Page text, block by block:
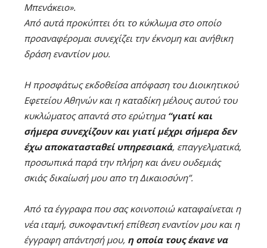
Μπενάκειο».
Από αυτά προκύπτει ότι το κύκλωμα στο οποίο
προαναφέρομαι συνεχίζει την έκνομη και ανήθικη
δράση εναντίον μου.
Η προσφάτως εκδοθείσα απόφαση του Διοικητικού
Εφετείου Αθηνών και η καταδίκη μέλους αυτού του
κυκλώματος απαντά στο ερώτημα “γιατί και
σήμερα συνεχίζουν και γιατί μέχρι σήμερα δεν
έχω αποκατασταθεί υπηρεσιακά, επαγγελματικά,
προσωπικά παρά την πλήρη και άνευ ουδεμιάς
σκιάς δικαίωσή μου απο τη Δικαιοσύνη”.
Από τα έγγραφα που σας κοινοποιώ καταφαίνεται η
νέα ιταμή, συκοφαντική επίθεση εναντίον μου και η
έγγραφη απάντησή μου, η οποία τους έκανε να